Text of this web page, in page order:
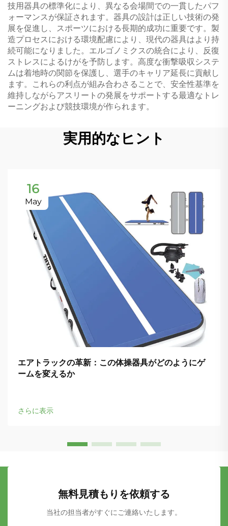
技用器具の標準化により、異なる会場間での一貫したパフ
ォーマンスが保証されます。器具の設計は正しい技術の発
展を促進し、スポーツにおける長期的成功に重要です。製
造プロセスにおける環境配慮により、現代の器具はより持
続可能になりました。エルゴノミクスの統合により、反復
ストレスによるけがを予防します。高度な衝撃吸収システ
ムは着地時の関節を保護し、選手のキャリア延長に貢献し
ます。これらの利点が組み合わさることで、安全性基準を
維持しながらアスリートの発展をサポートする最適なトレ
ーニングおよび競技環境が作られます。
実用的なヒント
16
May
エアトラックの革新：この体操器具がどのようにゲ
ームを変えるか
さらに表示
無料見積もりを依頼する
当社の担当者がすぐにご連絡いたします。